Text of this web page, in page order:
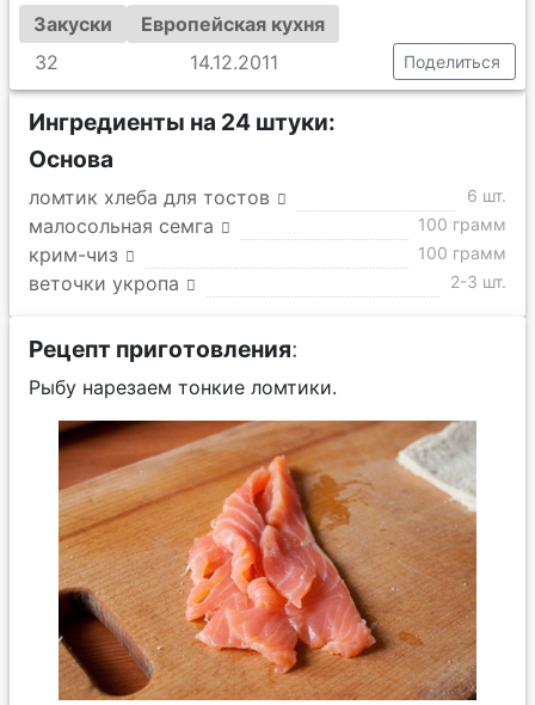
Закуски
Европейская кухня
32
14.12.2011 Поделиться
Ингредиенты на 24 штуки:
Основа
ломтик хлеба для тостов 6 шт.
малосольная семга 100 грамм
крим-чиз 100 грамм
веточки укропа 2-3 шт.
Рецепт приготовления:
Рыбу нарезаем тонкие ломтики.